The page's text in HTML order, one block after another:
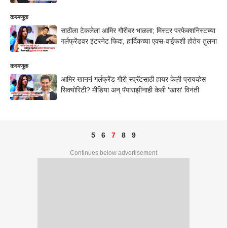
करमणूक
साठीला टेकलेला आमिर गौरीवर भाळला; मिस्टर परफेक्शनिस्टच्या
गर्लफ्रेंडवर इंटरनेट फिदा, हार्दिकच्या एक्स-वाईफशी होतेय तुलना
करमणूक
आमिर खाननं गर्लफ्रेंड गौरी स्प्रॅटसाठी हायर केली प्रायव्हेस
सिक्योरिटी? मीडिया अन् पॅपाराझींनाही केली 'खास' विनंती
5 6 7 8 9
Continues below advertisement